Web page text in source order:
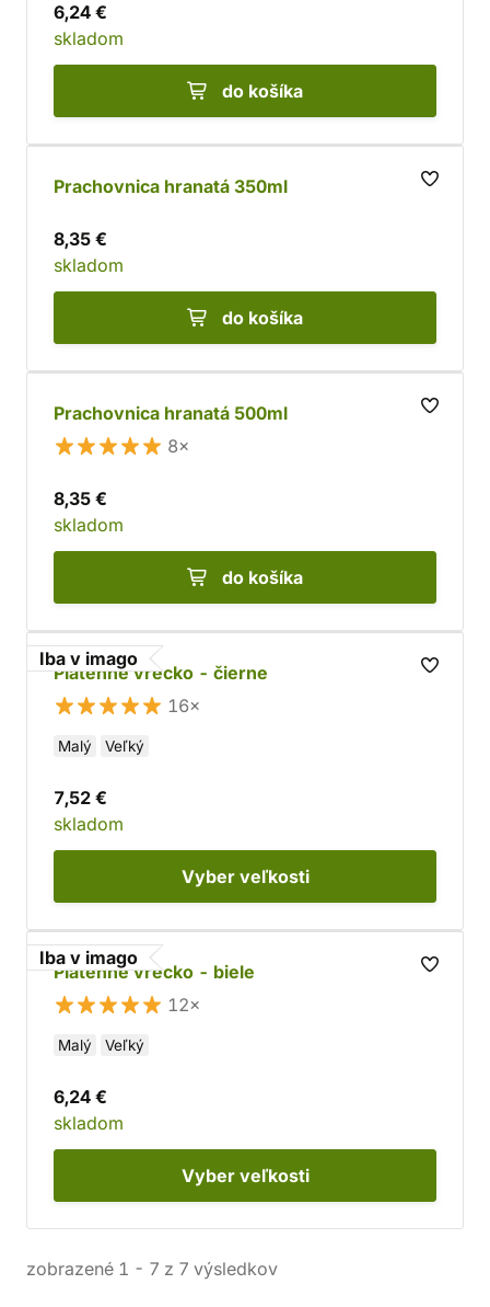
6,24 €
skladom
do košíka
Prachovnica hranatá 350ml
8,35 €
skladom
do košíka
Prachovnica hranatá 500ml
8×
8,35 €
skladom
do košíka
Iba v imago
Plátenné vrecko - čierne
16×
Malý Veľký
7,52 €
skladom
Vyber veľkosti
Iba v imago
Plátenné vrecko - biele
12×
Malý Veľký
6,24 €
skladom
Vyber veľkosti
zobrazené 1 - 7 z 7 výsledkov